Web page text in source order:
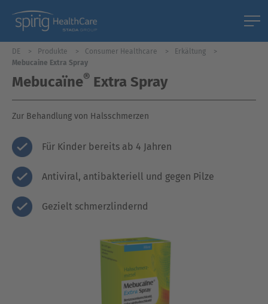
DE Produkte Consumer Healthcare
Erkältung
Mebucaine Extra Spray
Mebucaïne® Extra Spray
Zur Behandlung von Halsschmerzen
Für Kinder bereits ab 4 Jahren
Antiviral, antibakteriell und gegen Pilze
Gezielt schmerzlindernd